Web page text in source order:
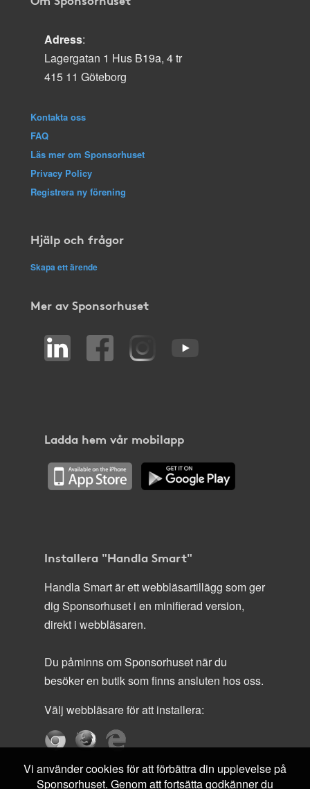
Adress:
Lagergatan 1 Hus B19a, 4 tr
415 11 Göteborg
Kontakta oss
FAQ
Läs mer om Sponsorhuset
Privacy Policy
Registrera ny förening
Hjälp och frågor
Skapa ett ärende
Mer av Sponsorhuset
Ladda hem vår mobilapp
Installera "Handla Smart"
Handla Smart är ett webbläsartillägg som ger
dig Sponsorhuset i en minifierad version,
direkt i webbläsaren.
Du påminns om Sponsorhuset när du
besöker en butik som finns ansluten hos oss.
Välj webbläsare för att installera:
Vi använder cookies för att förbättra din upplevelse på
Sponsorhuset. Genom att fortsätta godkänner du